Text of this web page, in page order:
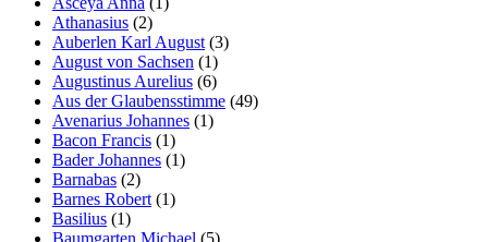
Athanasius (2)
Auberlen Karl August (3)
August von Sachsen (1)
Augustinus Aurelius (6)
Aus der Glaubensstimme (49)
Avenarius Johannes (1)
Bacon Francis (1)
Bader Johannes (1)
Barnabas (2)
Barnes Robert (1)
Basilius (1)
Baumgarten Michael (5)